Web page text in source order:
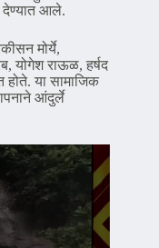
देण्यात आले.
मोर्ये,
योगेश राऊळ, हर्षद
या सामाजिक
आंदुर्ले